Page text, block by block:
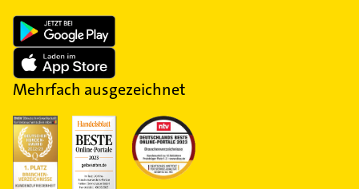
Mehrfach ausgezeichnet